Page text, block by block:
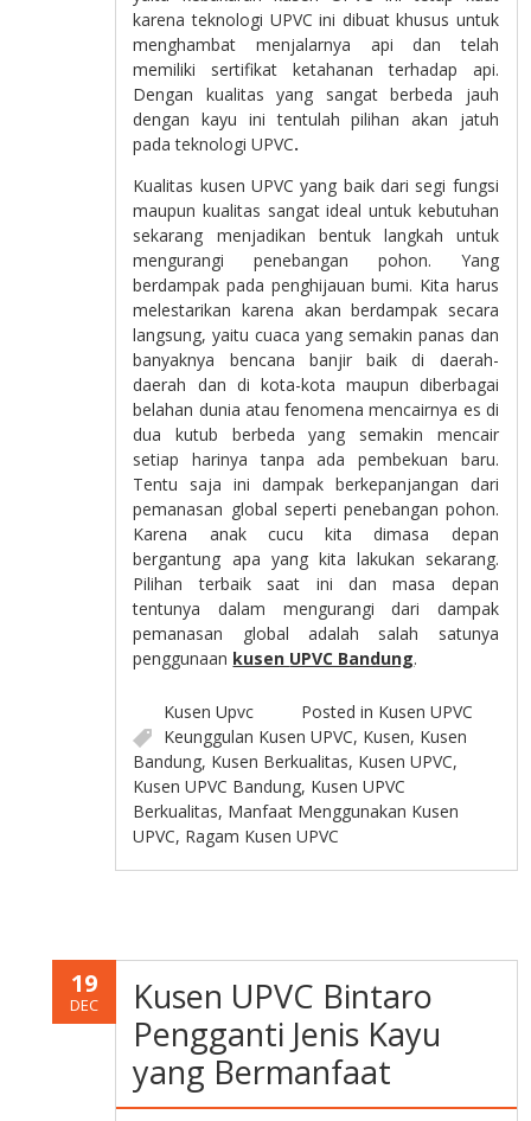
karena teknologi UPVC ini dibuat khusus untuk
menghambat menjalarnya api dan telah
memiliki sertifikat ketahanan terhadap api.
Dengan kualitas yang sangat berbeda jauh
dengan kayu ini tentulah pilihan akan jatuh
pada teknologi UPVC.
Kualitas kusen UPVC yang baik dari segi fungsi
maupun kualitas sangat ideal untuk kebutuhan
sekarang menjadikan bentuk langkah untuk
mengurangi penebangan pohon. Yang
berdampak pada penghijauan bumi. Kita harus
melestarikan karena akan berdampak secara
langsung, yaitu cuaca yang semakin panas dan
banyaknya bencana banjir baik di daerah-
daerah dan di kota-kota maupun diberbagai
belahan dunia atau fenomena mencairnya es di
dua kutub berbeda yang semakin mencair
setiap harinya tanpa ada pembekuan baru.
Tentu saja ini dampak berkepanjangan dari
pemanasan global seperti penebangan pohon.
Karena anak cucu kita dimasa depan
bergantung apa yang kita lakukan sekarang.
Pilihan terbaik saat ini dan masa depan
tentunya dalam mengurangi dari dampak
pemanasan global adalah salah satunya
penggunaan kusen UPVC Bandung.
Kusen Upvc Posted in Kusen UPVC
Keunggulan Kusen UPVC, Kusen, Kusen
Bandung, Kusen Berkualitas, Kusen UPVC,
Kusen UPVC Bandung, Kusen UPVC
Berkualitas, Manfaat Menggunakan Kusen
UPVC, Ragam Kusen UPVC
19
DEC
Kusen UPVC Bintaro
Pengganti Jenis Kayu
yang Bermanfaat